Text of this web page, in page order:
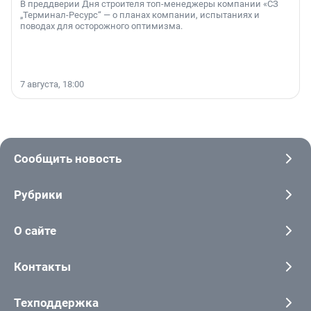
В преддверии Дня строителя топ-менеджеры компании «СЗ
„Терминал-Ресурс“ — о планах компании, испытаниях и
поводах для осторожного оптимизма.
7 августа, 18:00
Сообщить новость
Рубрики
О сайте
Контакты
Техподдержка